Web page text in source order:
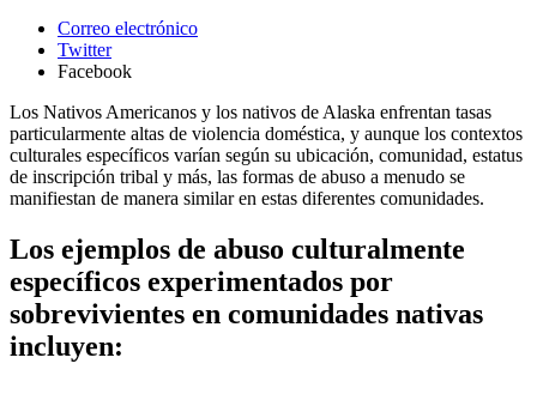
Correo electrónico
Twitter
Facebook
Los Nativos Americanos y los nativos de Alaska enfrentan tasas
particularmente altas de violencia doméstica, y aunque los contextos
culturales específicos varían según su ubicación, comunidad, estatus
de inscripción tribal y más, las formas de abuso a menudo se
manifiestan de manera similar en estas diferentes comunidades.
Los ejemplos de abuso culturalmente
específicos experimentados por
sobrevivientes en comunidades nativas
incluyen: